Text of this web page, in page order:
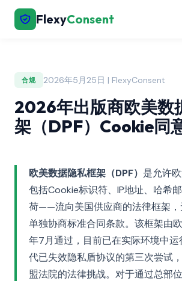
FlexyConsent
合规 2026年5月25日 | FlexyConsent
2026年出版商欧美数
架（DPF）Cookie同
欧美数据隐私框架（DPF） 是允许
包括Cookie标识符、IP地址、哈希
荷——流向美国供应商的法律框架，
单独协商标准合同条款。该框架由
年7月通过，目前已在实际环境中运
代已失效隐私盾协议的第三次尝试
盟法院的法律挑战。对于通过总部位